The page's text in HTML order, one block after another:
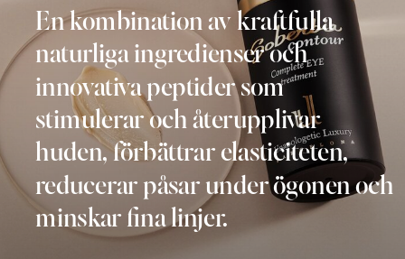
En kombination av kraftfulla
naturliga ingredienser och
innovativa peptider som
stimulerar och återupplivar
huden, förbättrar elasticiteten,
reducerar påsar under ögonen och
minskar fina linjer.